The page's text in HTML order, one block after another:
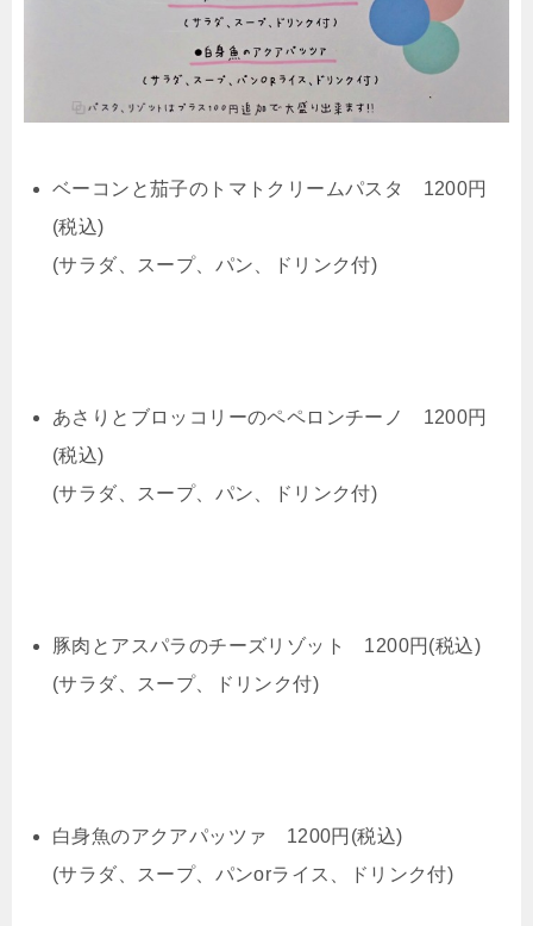
ベーコンと茄子のトマトクリームパスタ 1200円
(税込)
(サラダ、スープ、パン、ドリンク付)
あさりとブロッコリーのペペロンチーノ 1200円
(税込)
(サラダ、スープ、パン、ドリンク付)
豚肉とアスパラのチーズリゾット 1200円(税込)
(サラダ、スープ、ドリンク付)
白身魚のアクアパッツァ 1200円(税込)
(サラダ、スープ、パンorライス、ドリンク付)